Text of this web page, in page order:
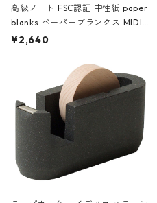
高級ノート FSC認証 中性紙 paper
blanks ペーパーブランクス MIDI
ハードカバー 罫線 ヴァン・ゴッホ
¥2,640